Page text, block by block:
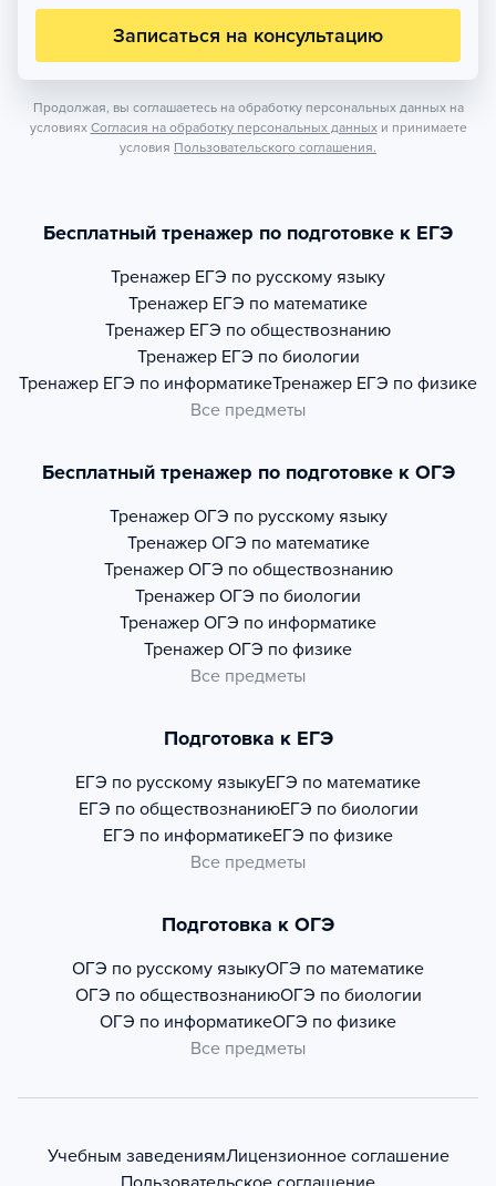
Записаться на консультацию
Продолжая, вы соглашаетесь на обработку персональных данных на
условиях Согласия на обработку персональных данных и принимаете
условия Пользовательского соглашения.
Бесплатный тренажер по подготовке к ЕГЭ
Тренажер ЕГЭ по русскому языку
Тренажер ЕГЭ по математике
Тренажер ЕГЭ по обществознанию
Тренажер ЕГЭ по биологии
Тренажер ЕГЭ по информатикеТренажер ЕГЭ по физике
Все предметы
Бесплатный тренажер по подготовке к ОГЭ
Тренажер ОГЭ по русскому языку
Тренажер ОГЭ по математике
Тренажер ОГЭ по обществознанию
Тренажер ОГЭ по биологии
Тренажер ОГЭ по информатике
Тренажер ОГЭ по физике
Все предметы
Подготовка к ЕГЭ
ЕГЭ по русскому языкуЕГЭ по математике
ЕГЭ по обществознаниюЕГЭ по биологии
ЕГЭ по информатикеЕГЭ по физике
Все предметы
Подготовка к ОГЭ
ОГЭ по русскому языкуОГЭ по математике
ОГЭ по обществознаниюОГЭ по биологии
ОГЭ по информатикеОГЭ по физике
Все предметы
Учебным заведениямЛицензионное соглашение